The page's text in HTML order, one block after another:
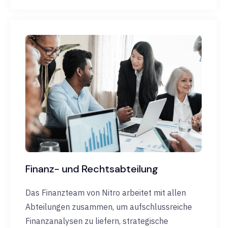
Finanz- und Rechtsabteilung
Das Finanzteam von Nitro arbeitet mit allen
Abteilungen zusammen, um aufschlussreiche
Finanzanalysen zu liefern, strategische